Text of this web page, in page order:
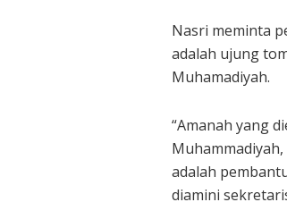
Nasri meminta
adalah ujung
Muhamadiyah.
“Amanah yang
adalah
diamini